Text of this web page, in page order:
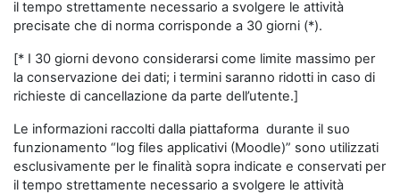
il tempo strettamente necessario a svolgere le attività
precisate che di norma corrisponde a 30 giorni (*).
[* I 30 giorni devono considerarsi come limite massimo per
la conservazione dei dati; i termini saranno ridotti in caso di
richieste di cancellazione da parte dell’utente.]
Le informazioni raccolti dalla piattaforma durante il suo
funzionamento “log files applicativi (Moodle)” sono utilizzati
esclusivamente per le finalità sopra indicate e conservati per
il tempo strettamente necessario a svolgere le attività